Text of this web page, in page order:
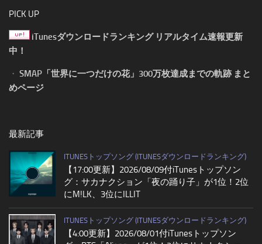
PICK UP
iTunesダウンロードランキング リアルタイム速報更新
中！
・ SMAP「世界に一つだけの花」300万枚達成までの軌跡 まと
めページ
最新記事
ITUNESトップソング (ITUNESダウンロードランキング)
【17:00更新】2026/08/09付iTunesトップソン
グ：サカナクション「夜の踊り子」が1位！2位
にM!LK、3位にILLIT
ITUNESトップソング (ITUNESダウンロードランキング)
【4:00更新】2026/08/01付iTunesトップソン